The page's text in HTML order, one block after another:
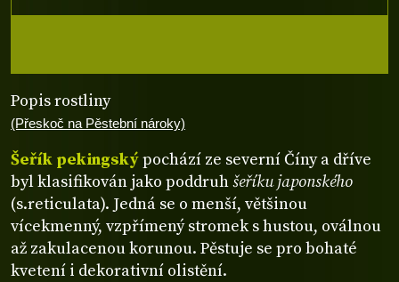
Popis rostliny
(Přeskoč na Pěstební nároky)
Šeřík pekingskýpochází ze severní Číny a dříve
byl klasifikován jako poddruhšeříku japonského
(s.reticulata). Jedná se o menší, většinou
vícekmenný, vzpřímený stromek s hustou, oválnou
až zakulacenou korunou. Pěstuje se pro bohaté
kvetení i dekorativní olistění.